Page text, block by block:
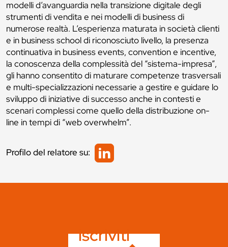
modelli d’avanguardia nella transizione digitale degli
strumenti di vendita e nei modelli di business di
numerose realtà. L’esperienza maturata in società clienti
e in business school di riconosciuto livello, la presenza
continuativa in business events, convention e incentive,
la conoscenza della complessità del “sistema-impresa”,
gli hanno consentito di maturare competenze trasversali
e multi-specializzazioni necessarie a gestire e guidare lo
sviluppo di iniziative di successo anche in contesti e
scenari complessi come quello della distribuzione on-
line in tempi di “web overwhelm”.
Profilo del relatore su:
iscriviti